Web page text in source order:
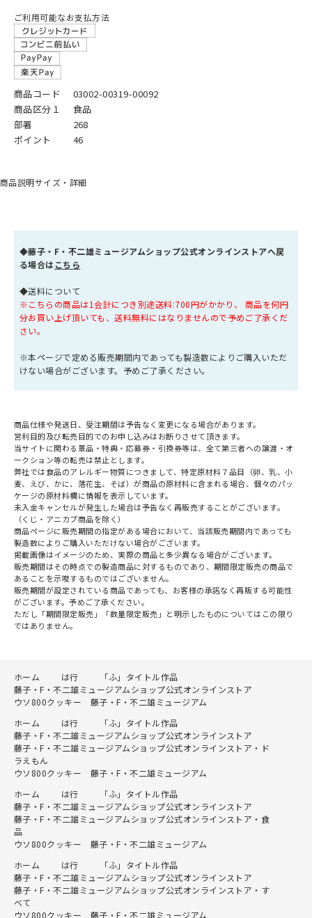
ご利用可能なお支払方法
商品コード
03002-00319-00092
商品区分１
食品
部署
268
ポイント
46
商品説明サイズ・詳細
◆藤子・F・不二雄ミュージアムショップ公式オンラインストアへ戻
る場合はこちら
◆送料について
※こちらの商品は1会計につき別途送料:700円がかかり、 商品を何円
分お買い上げ頂いても、送料無料にはなりませんので予めご了承くだ
さい。
※本ページで定める販売期間内であっても製造数によりご購入いただ
けない場合がございます。予めご了承ください。
商品仕様や発送日、受注期間は予告なく変更になる場合があります。
営利目的及び転売目的でのお申し込みはお断りさせて頂きます。
当サイトに関わる景品・特典・応募券・引換券等は、全て第三者への譲渡・オ
ークション等の転売は禁止とします。
弊社では食品のアレルギー物質につきまして、特定原材料７品目（卵、乳、小
麦、えび、かに、落花生、そば）が商品の原材料に含まれる場合、個々のパッ
ケージの原材料欄に情報を表示しています。
未入金キャンセルが発生した場合は予告なく再販売することがございます。
（くじ・アニカプ商品を除く）
商品ページに販売期間の指定がある場合において、当該販売期間内であっても
製造数によりご購入いただけない場合がございます。
掲載画像はイメージのため、実際の商品と多少異なる場合がございます。
販売期間はその時点での製造商品に対するものであり、期間限定販売の商品で
あることを示唆するものではございません。
販売期間が設定されている商品であっても、お客様の承諾なく再販する可能性
がございます。予めご了承ください。
ただし「期間限定販売」「数量限定販売」と明示したものについてはこの限り
ではありません。
ホーム は行
「ふ」タイトル作品
藤子・F・不二雄ミュージアムショップ公式オンラインストア
ウソ800クッキー 藤子・F・不二雄ミュージアム
ホーム
は行
「ふ」タイトル作品
藤子・F・不二雄ミュージアムショップ公式オンラインストア
藤子・F・不二雄ミュージアムショップ公式オンラインストア・ド
ラえもん
ウソ800クッキー 藤子・F・不二雄ミュージアム
ホーム
は行
「ふ」タイトル作品
藤子・F・不二雄ミュージアムショップ公式オンラインストア
藤子・F・不二雄ミュージアムショップ公式オンラインストア・食
品
ウソ800クッキー 藤子・F・不二雄ミュージアム
ホーム
は行
「ふ」タイトル作品
藤子・F・不二雄ミュージアムショップ公式オンラインストア
藤子・F・不二雄ミュージアムショップ公式オンラインストア・す
べて
ウソ800クッキー 藤子・F・不二雄ミュージアム